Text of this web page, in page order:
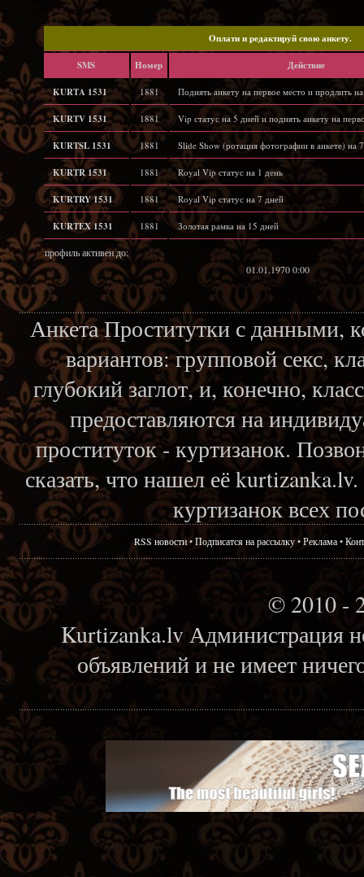
Oплати и редактируй свою анкету.
SMS Hомер Действие
KURTA 1531 1881 Поднять анкету на первое место и продлить
KURTV 1531 1881 Vip статус на 5 дней и поднять анкету на
KURTSL 1531 1881 Slide Show (ротация фотографии в анкете) на
KURTR 1531 1881 Royal Vip статус на 1 день
KURTRY 1531 1881 Royal Vip статус на 7 дней
KURTEX 1531 1881 Золотая рамка на 15 дней
профиль активен до:
01.01.1970 0:00
Анкета Проститутки с данными,
вариантов: групповой секс,
глубокий заглот, и, конечно,
предоставляются на
проституток - куртизанок.
сказать, что нашел её
куртизанок всех
RSS новости•Подписатся на рассылку•Реклама•
© 2010 -
Kurtizanka.lv Администрация
объявлений и не имеет